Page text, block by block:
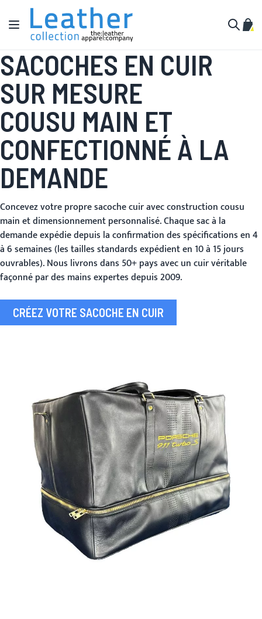
Aller au contenu
Affichage navigation
SACOCHES EN CUIR
SUR MESURE
COUSU MAIN ET
CONFECTIONNÉ À LA
DEMANDE
Concevez votre propre sacoche cuir avec construction cousu
main et dimensionnement personnalisé. Chaque sac à la
demande expédie depuis la confirmation des spécifications en 4
à 6 semaines (les tailles standards expédient en 10 à 15 jours
ouvrables). Nous livrons dans 50+ pays avec un cuir véritable
façonné par des mains expertes depuis 2009.
CRÉEZ VOTRE SACOCHE EN CUIR